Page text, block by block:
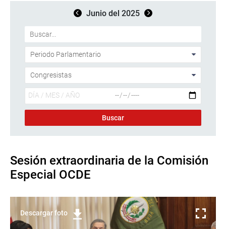
Junio del 2025
Sesión extraordinaria de la Comisión
Especial OCDE
Descargar foto